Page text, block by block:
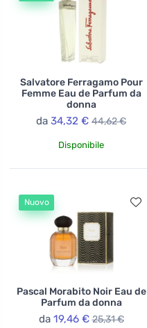
Salvatore Ferragamo Pour
Femme Eau de Parfum da
donna
da 34,32 € 44,62 €
Disponibile
Nuovo
Pascal Morabito Noir Eau de
Parfum da donna
da 19,46 € 25,31 €